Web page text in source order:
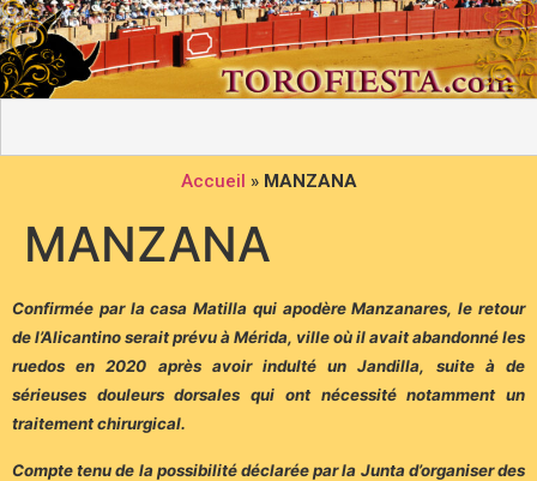
Accueil » MANZANA
MANZANA
Confirmée par la casa Matilla qui apodère Manzanares, le retour
de l’Alicantino serait prévu à Mérida, ville où il avait abandonné les
ruedos en 2020 après avoir indulté un Jandilla, suite à de
sérieuses douleurs dorsales qui ont nécessité notamment un
traitement chirurgical.
Compte tenu de la possibilité déclarée par la Junta d’organiser des